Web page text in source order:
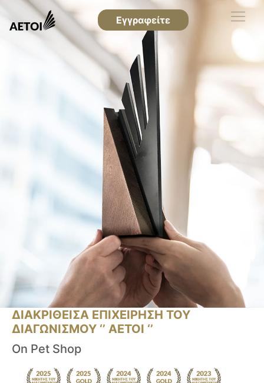
Εγγραφείτε
ΔΙΑΚΡΙΘΕΙΣΑ ΕΠΙΧΕΙΡΗΣΗ ΤΟΥ
ΔΙΑΓΩΝΙΣΜΟΥ ‘’ ΑΕΤΟΙ ‘’
On Pet Shop